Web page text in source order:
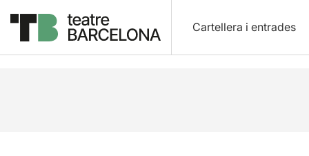
Cartellera i entrades